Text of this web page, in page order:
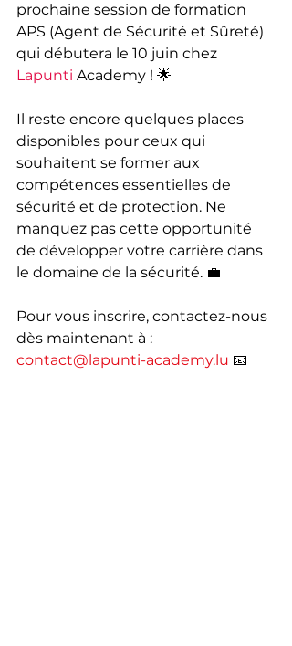
prochaine session de formation
APS (Agent de Sécurité et Sûreté)
qui débutera le 10 juin chez
Lapunti Academy ! 🌟
Il reste encore quelques places
disponibles pour ceux qui
souhaitent se former aux
compétences essentielles de
sécurité et de protection. Ne
manquez pas cette opportunité
de développer votre carrière dans
le domaine de la sécurité. 💼
Pour vous inscrire, contactez-nous
dès maintenant à :
contact@lapunti-academy.lu 📧